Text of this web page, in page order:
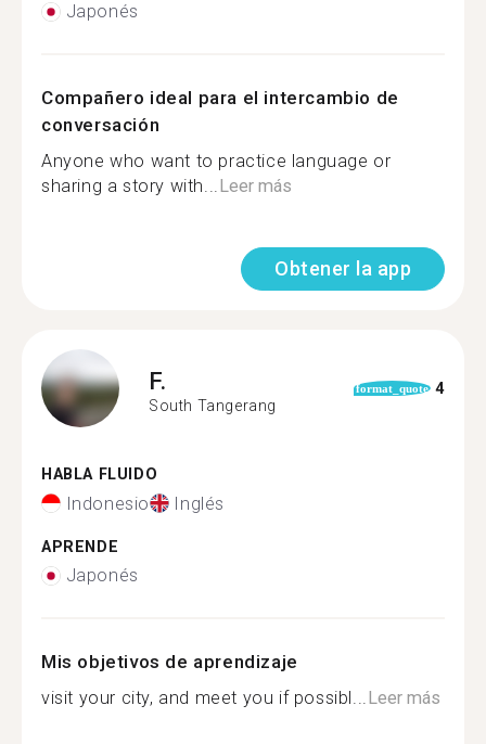
Japonés
Compañero ideal para el intercambio de
conversación
Anyone who want to practice language or
sharing a story with...Leer más
Obtener la app
F.
South Tangerang
format_quote 4
HABLA FLUIDO
Indonesio Inglés
APRENDE
Japonés
Mis objetivos de aprendizaje
visit your city, and meet you if possibl...Leer más